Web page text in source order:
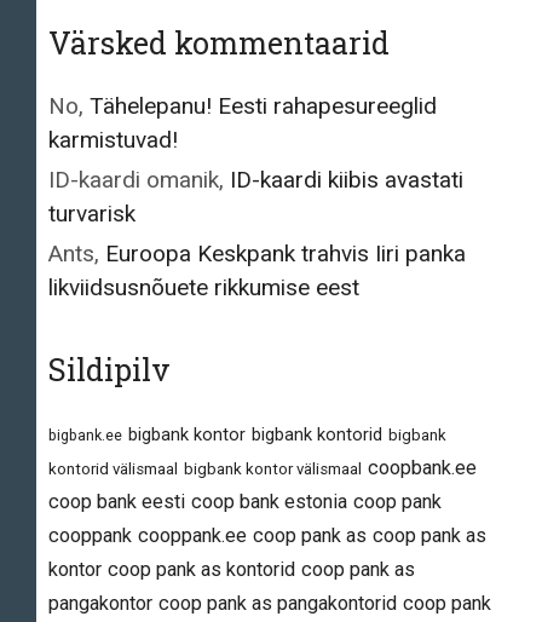
Värsked kommentaarid
No, Tähelepanu! Eesti rahapesureeglid
karmistuvad!
ID-kaardi omanik, ID-kaardi kiibis avastati
turvarisk
Ants, Euroopa Keskpank trahvis Iiri panka
likviidsusnõuete rikkumise eest
Sildipilv
bigbank.ee bigbank kontor bigbank kontorid bigbank
kontorid välismaal
bigbank kontor välismaal coopbank.ee
coop bank eesti coop bank estonia coop pank
cooppank cooppank.ee coop pank as coop pank as
kontor coop pank as kontorid coop pank as
pangakontor coop pank as pangakontorid coop pank